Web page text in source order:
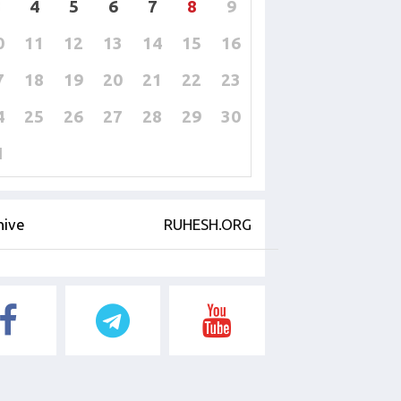
4 5 6 7 8
9
11 12 13 14 15
16
18 19 20 21 22
23
25 26 27 28 29
30
RUHESH.ORG